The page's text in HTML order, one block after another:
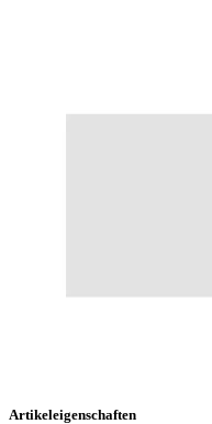
Artikeleigenschaften